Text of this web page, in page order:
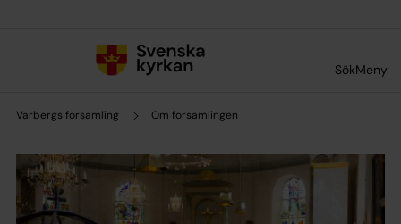
SökMeny
Varbergs församling Om församlingen